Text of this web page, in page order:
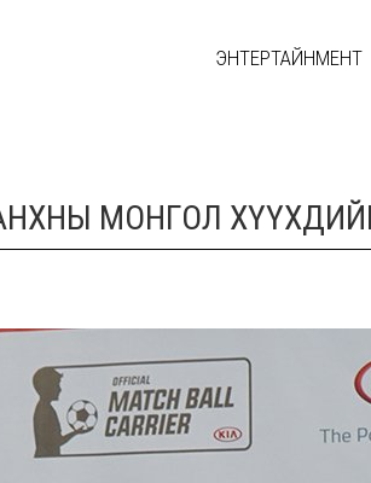
ЭНТЕРТАЙНМЕНТ
АНХНЫ МОНГОЛ